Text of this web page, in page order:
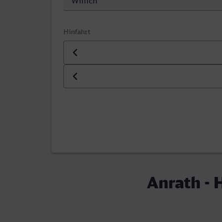
Hinfahrt
Datum der Hinfahrt
Uhrzeit der Hinfahrt
Anrath -